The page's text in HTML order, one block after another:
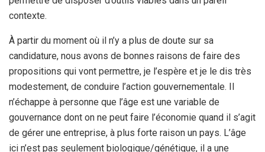
contexte.
À partir du moment où il n’y a plus de doute sur sa
candidature, nous avons de bonnes raisons de faire des
propositions qui vont permettre, je l’espère et je le dis très
modestement, de conduire l’action gouvernementale. Il
n’échappe à personne que l’âge est une variable de
gouvernance dont on ne peut faire l’économie quand il s’agit
de gérer une entreprise, à plus forte raison un pays. L’âge
ici n’est pas seulement biologique/génétique, il a une